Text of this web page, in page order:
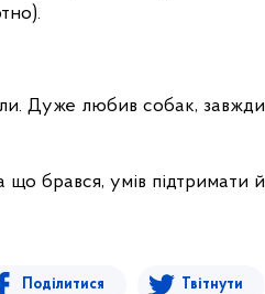
Дуже любив собак, завжди
що брався, умів підтримати й
Поділитися Твітнути